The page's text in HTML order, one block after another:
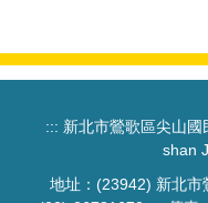
::: 新北市鶯歌區尖山
shan
地址：(23942) 新北